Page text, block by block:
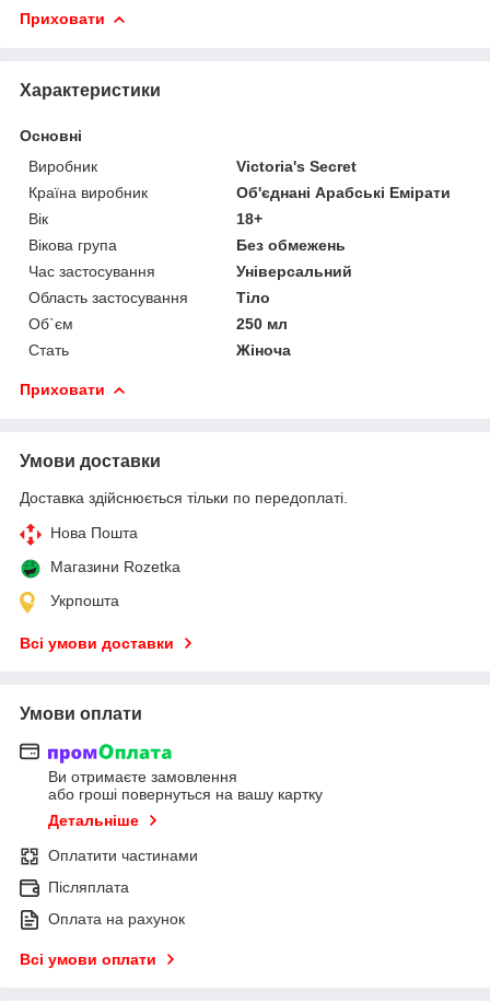
Приховати
Характеристики
Основні
Виробник
Victoria's Secret
Країна виробник
Об'єднані Арабські Емірати
Вік
18+
Вікова група
Без обмежень
Час застосування
Універсальний
Область застосування
Тіло
Об`єм
250 мл
Стать
Жіноча
Приховати
Умови доставки
Доставка здійснюється тільки по передоплаті.
Нова Пошта
Магазини Rozetka
Укрпошта
Всі умови доставки
Умови оплати
Ви отримаєте замовлення
або гроші повернуться на вашу картку
Детальніше
Оплатити частинами
Післяплата
Оплата на рахунок
Всі умови оплати